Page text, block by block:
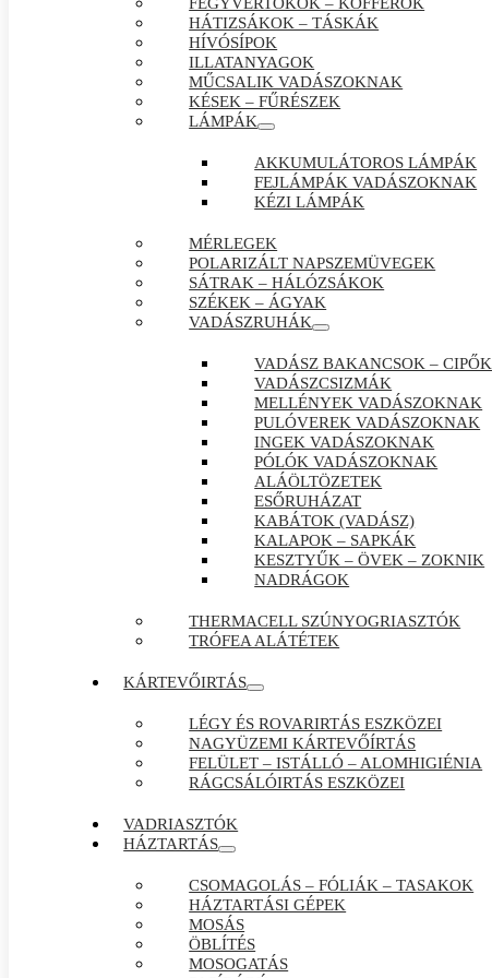
HÁTIZSÁKOK – TÁSKÁK
HÍVÓSÍPOK
ILLATANYAGOK
MŰCSALIK VADÁSZOKNAK
KÉSEK – FŰRÉSZEK
LÁMPÁK
AKKUMULÁTOROS LÁMPÁK
FEJLÁMPÁK VADÁSZOKNAK
KÉZI LÁMPÁK
MÉRLEGEK
POLARIZÁLT NAPSZEMÜVEGEK
SÁTRAK – HÁLÓZSÁKOK
SZÉKEK – ÁGYAK
VADÁSZRUHÁK
VADÁSZ BAKANCSOK – CIPŐK
VADÁSZCSIZMÁK
MELLÉNYEK VADÁSZOKNAK
PULÓVEREK VADÁSZOKNAK
INGEK VADÁSZOKNAK
PÓLÓK VADÁSZOKNAK
ALÁÖLTÖZETEK
ESŐRUHÁZAT
KABÁTOK (VADÁSZ)
KALAPOK – SAPKÁK
KESZTYŰK – ÖVEK – ZOKNIK
NADRÁGOK
THERMACELL SZÚNYOGRIASZTÓK
TRÓFEA ALÁTÉTEK
KÁRTEVŐIRTÁS
LÉGY ÉS ROVARIRTÁS ESZKÖZEI
NAGYÜZEMI KÁRTEVŐÍRTÁS
FELÜLET – ISTÁLLÓ – ALOMHIGIÉNIA
RÁGCSÁLÓIRTÁS ESZKÖZEI
VADRIASZTÓK
HÁZTARTÁS
CSOMAGOLÁS – FÓLIÁK – TASAKOK
HÁZTARTÁSI GÉPEK
MOSÁS
ÖBLÍTÉS
MOSOGATÁS